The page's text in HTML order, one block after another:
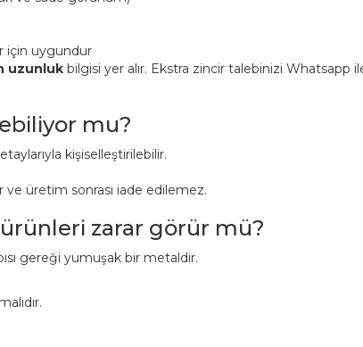
için uygundur
uzunluk bilgisi yer alır. Ekstra zincir talebinizi
mu?
kişiselleştirilebilir.
ve üretim sonrası iade edilemez.
zarar görür mü?
gereği yumuşak bir metaldir.